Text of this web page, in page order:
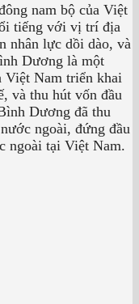
nam bộ của Việt
tiếng với vị trí địa
nhân lực dồi dào, và
Dương là một
Việt Nam triển khai
và thu hút vốn đầu
Dương đã thu
ngoài, đứng đầu
ngoài tại Việt Nam.